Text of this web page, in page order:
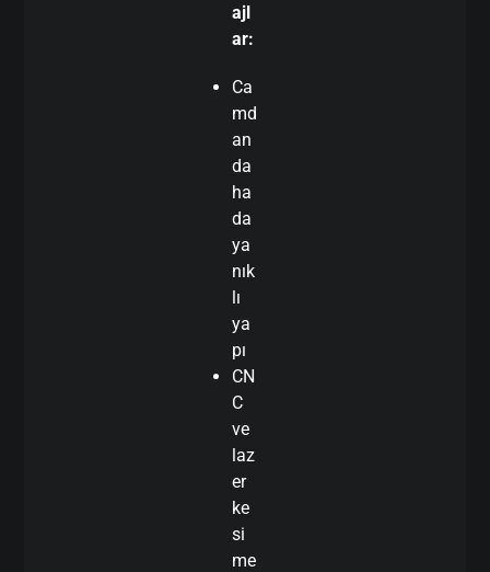
ajl
ar:
Ca
md
an
da
ha
da
ya
nık
lı
ya
pı
CN
C
ve
laz
er
ke
si
me